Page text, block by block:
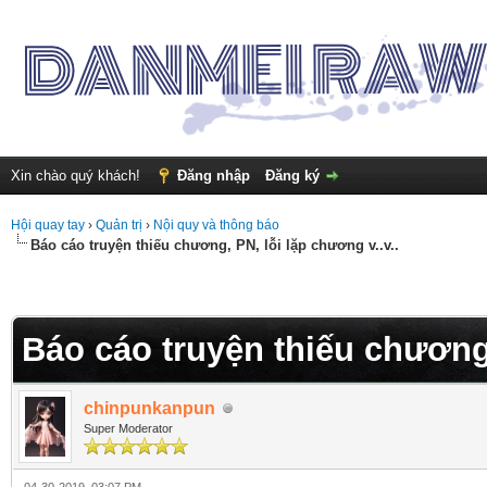
Xin chào quý khách! Đăng nhập Đăng ký
Hội quay tay › Quản trị › Nội quy và thông báo
Báo cáo truyện thiếu chương, PN, lỗi lặp chương v..v..
Báo cáo truyện thiếu
chinpunkanpun
Super Moderator